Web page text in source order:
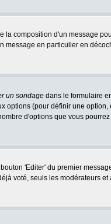
la composition d'un message
message en particulier en
un sondage dans le formulaire
options (pour définir une option,
d'options que vous
'Editer' du premier
voté, seuls les modérateurs